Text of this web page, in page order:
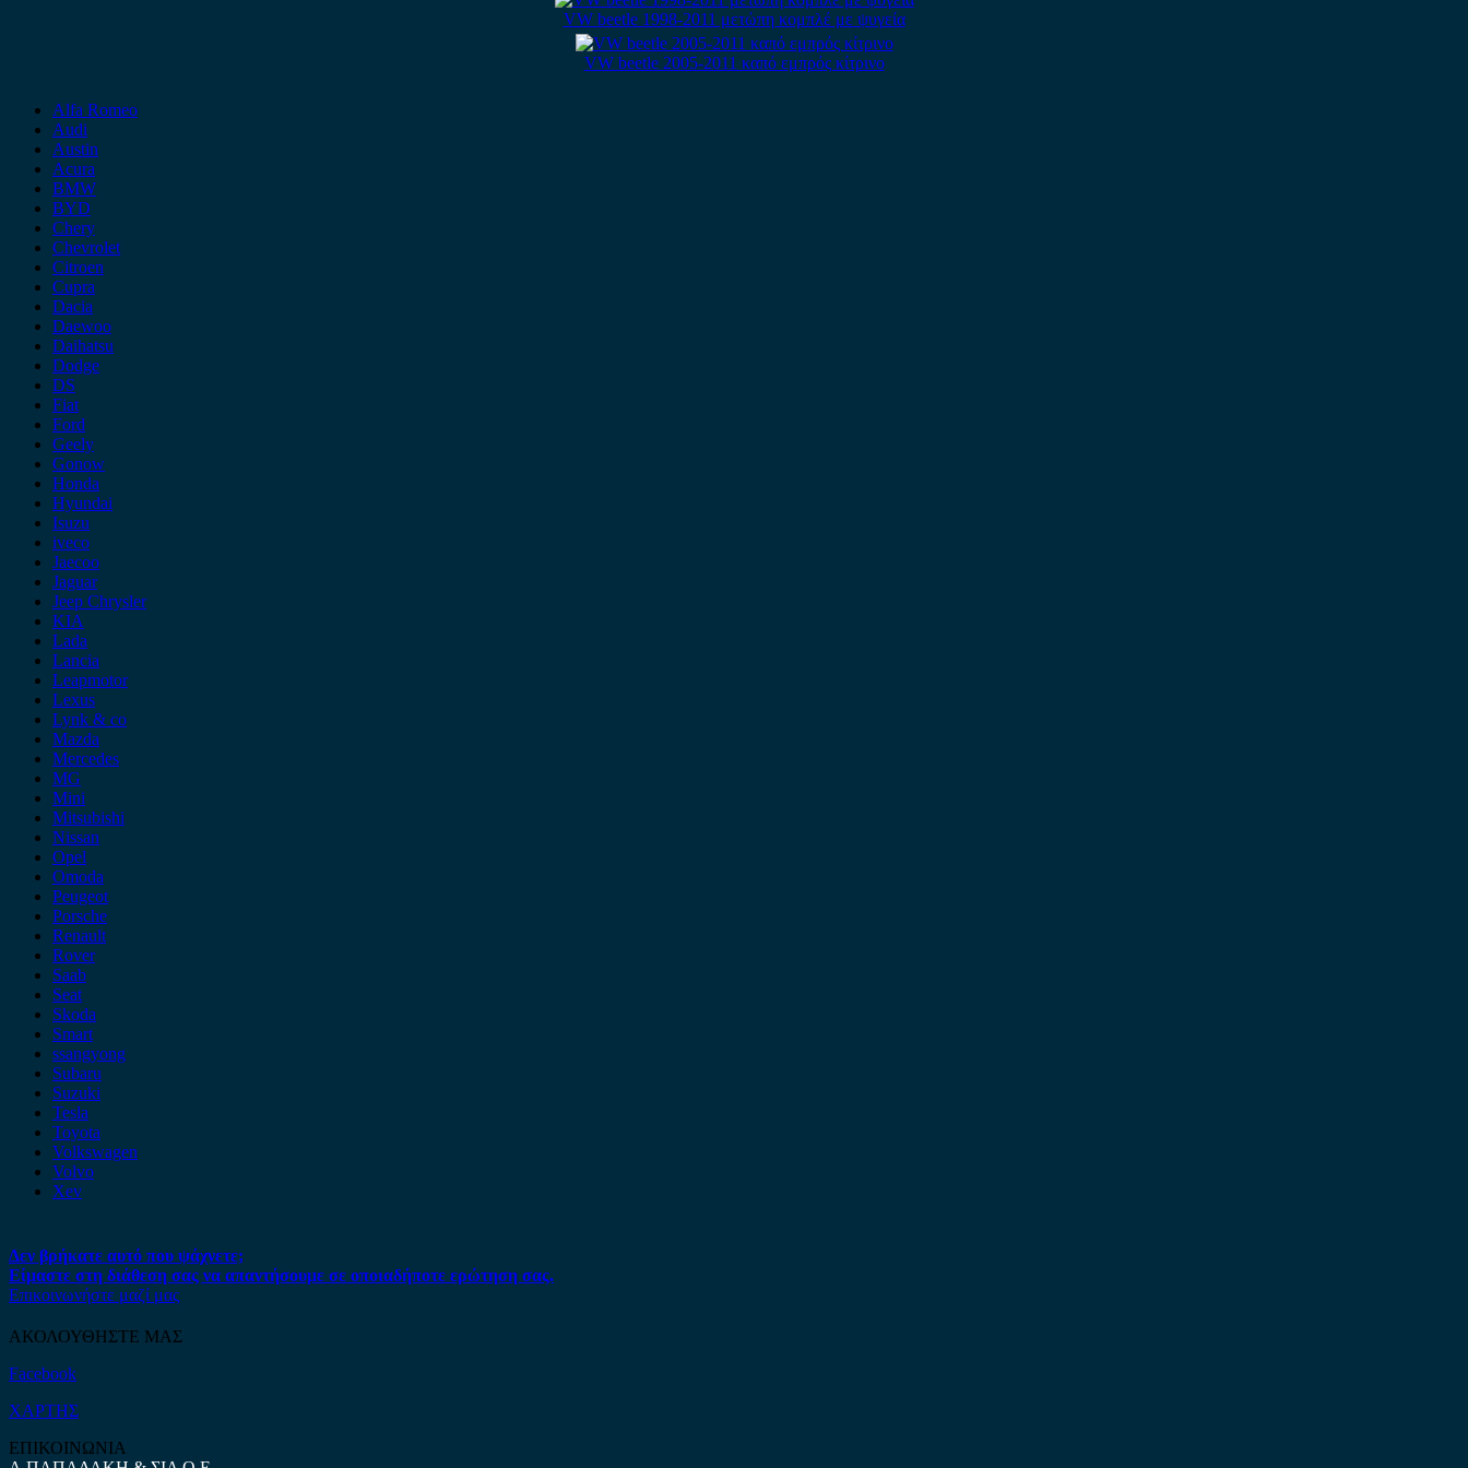
VW beetle 1998-2011 μετώπη κομπλέ με ψυγεία
VW beetle 2005-2011 καπό εμπρός κίτρινο
Alfa Romeo
Audi
Austin
Acura
BMW
BYD
Chery
Chevrolet
Citroen
Cupra
Dacia
Daewoo
Daihatsu
Dodge
DS
Fiat
Ford
Geely
Gonow
Honda
Hyundai
Isuzu
iveco
Jaecoo
Jaguar
Jeep Chrysler
KIA
Lada
Lancia
Leapmotor
Lexus
Lynk & co
Mazda
Mercedes
MG
Mini
Mitsubishi
Nissan
Opel
Omoda
Peugeot
Porsche
Renault
Rover
Saab
Seat
Skoda
Smart
ssangyong
Subaru
Suzuki
Tesla
Toyota
Volkswagen
Volvo
Xev
Δεν βρήκατε αυτό που ψάχνετε;
Είμαστε στη διάθεση σας να απαντήσουμε σε οποιαδήποτε ερώτηση σας.
Επικοινωνήστε μαζί μας
ΑΚΟΛΟΥΘΗΣΤΕ ΜΑΣ
Facebook
ΧΑΡΤΗΣ
ΕΠΙΚΟΙΝΩΝΙΑ